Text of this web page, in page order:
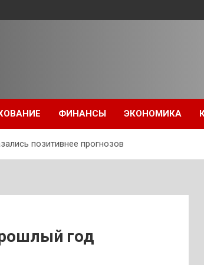
ФИНАНСЫ ЭКОНОМИКА
позитивнее прогнозов
год